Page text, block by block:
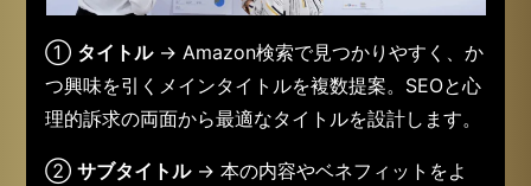
①タイトル → Amazon検索で見つかりやすく、か